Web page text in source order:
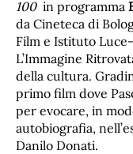
100in programma
da Cineteca di
Film e Istituto
L’Immagine
della cultura.
primo film dove
per evocare, in
autobiografia,
Danilo Donati.